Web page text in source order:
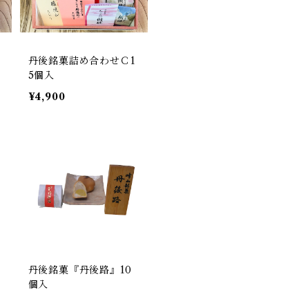
丹後銘菓詰め合わせＣ1
5個入
¥4,900
丹後銘菓『丹後路』10
個入